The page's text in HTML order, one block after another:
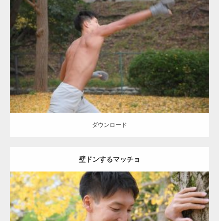
Update:2021.07.8
Category: 公園のマッチョ その他 AKIHITO(細マッチョ) 背中
ダウンロード
ダウンロード
壁ドンするマッチョ
Update: 2021.07.8